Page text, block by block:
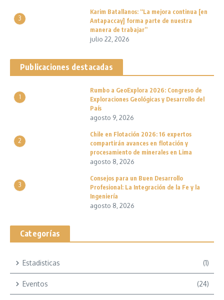
3
Karim Batallanos: “La mejora continua [en
Antapaccay] forma parte de nuestra
manera de trabajar”
julio 22, 2026
Publicaciones destacadas
1
Rumbo a GeoExplora 2026: Congreso de
Exploraciones Geológicas y Desarrollo del
País
agosto 9, 2026
2
Chile en Flotación 2026: 16 expertos
compartirán avances en flotación y
procesamiento de minerales en Lima
agosto 8, 2026
3
Consejos para un Buen Desarrollo
Profesional: La Integración de la Fe y la
Ingeniería
agosto 8, 2026
Categorías
Estadisticas (1)
Eventos (24)